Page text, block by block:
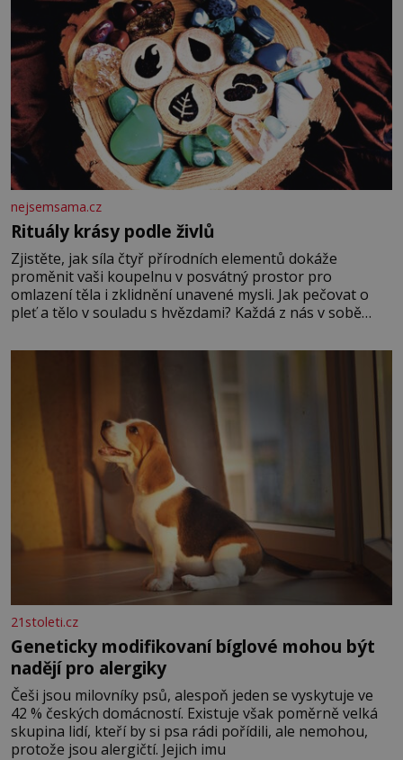
nejsemsama.cz
Rituály krásy podle živlů
Zjistěte, jak síla čtyř přírodních elementů dokáže
proměnit vaši koupelnu v posvátný prostor pro
omlazení těla i zklidnění unavené mysli. Jak pečovat o
pleť a tělo v souladu s hvězdami? Každá z nás v sobě
povaze, ale i v potřebách naší pokožky. Ohnivá znamení
Ženy narozené ve znamení Berana, Lva a Střelce v sobě
nesou žár, odvahu a neutuchající elán. Vaše
21stoleti.cz
Geneticky modifikovaní bíglové mohou být
nadějí pro alergiky
Češi jsou milovníky psů, alespoň jeden se vyskytuje ve
42 % českých domácností. Existuje však poměrně velká
skupina lidí, kteří by si psa rádi pořídili, ale nemohou,
protože jsou alergičtí. Jejich imu